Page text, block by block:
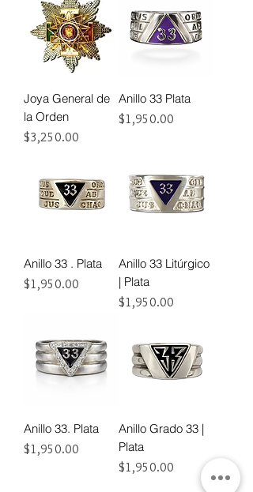
Joya General de
la Orden
Precio
$3,250.00
Anillo 33 Plata
Precio
$1,950.00
Anillo 33 . Plata
Precio
$1,950.00
Anillo 33 Litúrgico
| Plata
Precio
$1,950.00
Anillo 33. Plata
Precio
$1,950.00
Anillo Grado 33 |
Plata
Precio
$1,950.00